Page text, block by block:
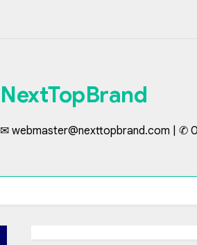
NextTopBrand
✉ webmaster@nexttopbrand.com | ✆